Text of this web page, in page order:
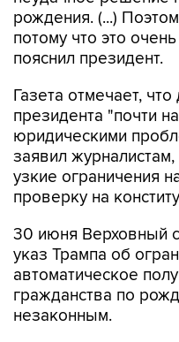
рождения. (...)
потому что это
пояснил президент.
Газета отмечает,
президента "почти
юридическими
заявил
узкие ограничения
проверку на
30 июня Верховный
указ Трампа об
автоматическое
гражданства по
незаконным.